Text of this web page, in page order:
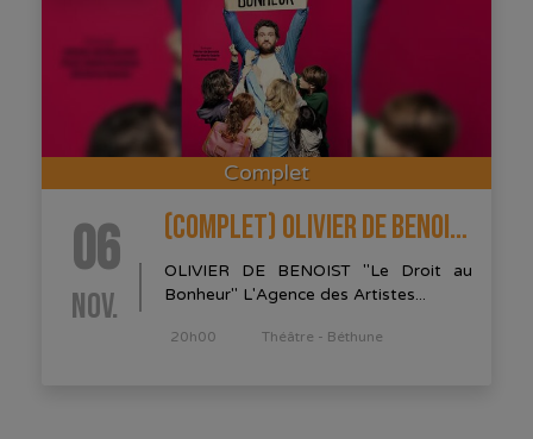
Complet
06
NOV.
(COMPLET) OLIVIER DE BENOIST
OLIVIER DE BENOIST "Le Droit au
Bonheur" L'Agence des Artistes...
20h00 Théâtre - Béthune